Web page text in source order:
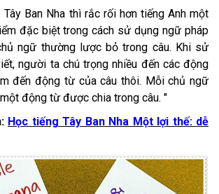
Ban Nha thì rắc rối hơn tiếng Anh một
đặc biệt trong cách sử dụng ngữ pháp
ngữ thường lược bỏ trong câu. Khi sử
người ta chú trọng nhiều đến các động
đến động từ của câu thôi. Mỗi chủ ngữ
động từ được chia trong câu. "
Học tiếng Tây Ban Nha Một lợi thế: dễ